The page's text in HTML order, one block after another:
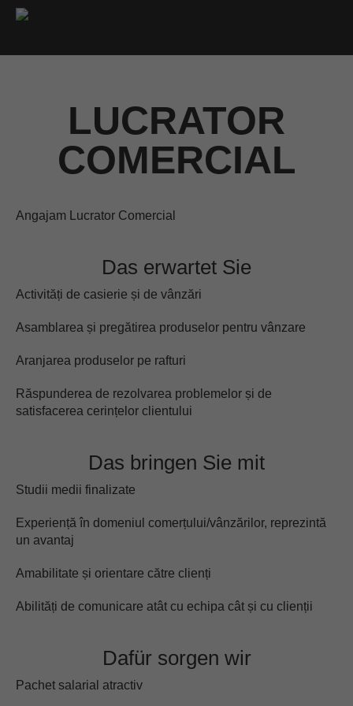
LUCRATOR
COMERCIAL
Angajam Lucrator Comercial
Das erwartet Sie
Activități de casierie și de vânzări
Asamblarea și pregătirea produselor pentru vânzare
Aranjarea produselor pe rafturi
Răspunderea de rezolvarea problemelor și de
satisfacerea cerințelor clientului
Das bringen Sie mit
Studii medii finalizate
Experiență în domeniul comerțului/vânzărilor, reprezintă
un avantaj
Amabilitate și orientare către clienți
Abilități de comunicare atât cu echipa cât și cu clienții
Dafür sorgen wir
Pachet salarial atractiv